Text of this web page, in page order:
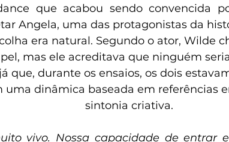
que acabou sendo convencida
Angela, uma das protagonistas da
era natural. Segundo o ator, Wilde
mas ele acreditava que ninguém
que, durante os ensaios, os dois
uma dinâmica baseada em referências
sintonia criativa.
vivo. Nossa capacidade de entrar